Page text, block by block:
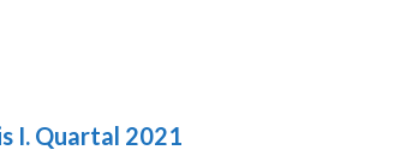
I. Quartal 2021